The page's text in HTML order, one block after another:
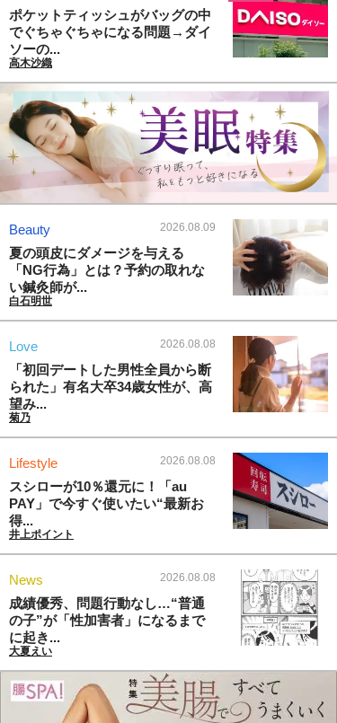
ポケットティッシュがバッグの中
でぐちゃぐちゃになる問題→ダイ
ソーの...
高木沙織
Beauty 2026.08.09
夏の頭皮にダメージを与える
「NG行為」とは？予約の取れな
い鍼灸師が...
白石明世
Love 2026.08.08
「初回デートした男性全員から断
られた」有名大卒34歳女性が、高
望み...
菊乃
Lifestyle 2026.08.08
スシローが10％還元に！「au
PAY」で今すぐ使いたい“最新お
得...
井上ポイント
News 2026.08.08
成績優秀、問題行動なし…“普通
の子”が「性加害者」になるまで
に起き...
大夏えい